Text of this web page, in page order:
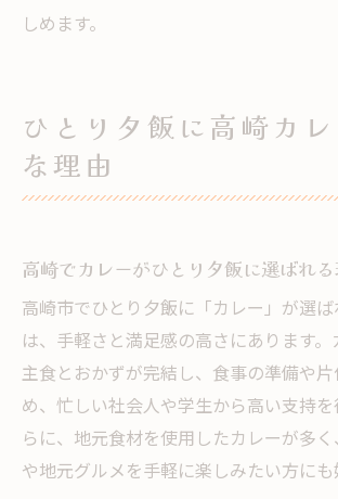
しめます。
ひとり夕飯に高崎カ
な理由
高崎でカレーがひとり夕飯に選ばれ
高崎市でひとり夕飯に「カレー」が選
は、手軽さと満足感の高さにあります
主食とおかずが完結し、食事の準備や
め、忙しい社会人や学生から高い支持
らに、地元食材を使用したカレーが多
や地元グルメを手軽に楽しみたい方にも